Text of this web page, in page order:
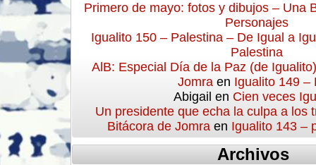
Primero de mayo: fotos y dibujos – Una
Personajes
Igualito 150 – Palestina – De Igual a
Palestina
AlB: Especial Día de la Paz (de
Jomra en Igualito 149 –
Abigail en Cien veces
Un presidente que echa la culpa a los
Bitácora de Jomra en Igualito 143 –
Archivos